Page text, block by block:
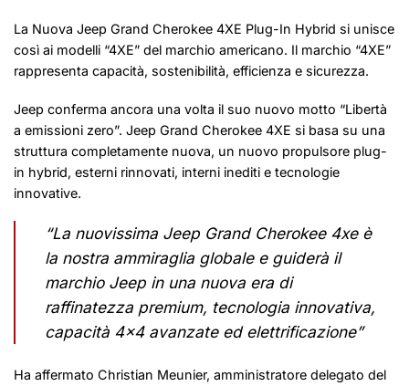
La Nuova Jeep Grand Cherokee 4XE Plug-In Hybrid si unisce
così ai modelli “4XE” del marchio americano. Il marchio “4XE”
rappresenta capacità, sostenibilità, efficienza e sicurezza.
Jeep conferma ancora una volta il suo nuovo motto “Libertà
a emissioni zero”. Jeep Grand Cherokee 4XE si basa su una
struttura completamente nuova, un nuovo propulsore plug-
in hybrid, esterni rinnovati, interni inediti e tecnologie
innovative.
“La nuovissima Jeep Grand Cherokee 4xe è
la nostra ammiraglia globale e guiderà il
marchio Jeep in una nuova era di
raffinatezza premium, tecnologia innovativa,
capacità 4×4 avanzate ed elettrificazione”
Ha affermato Christian Meunier, amministratore delegato del